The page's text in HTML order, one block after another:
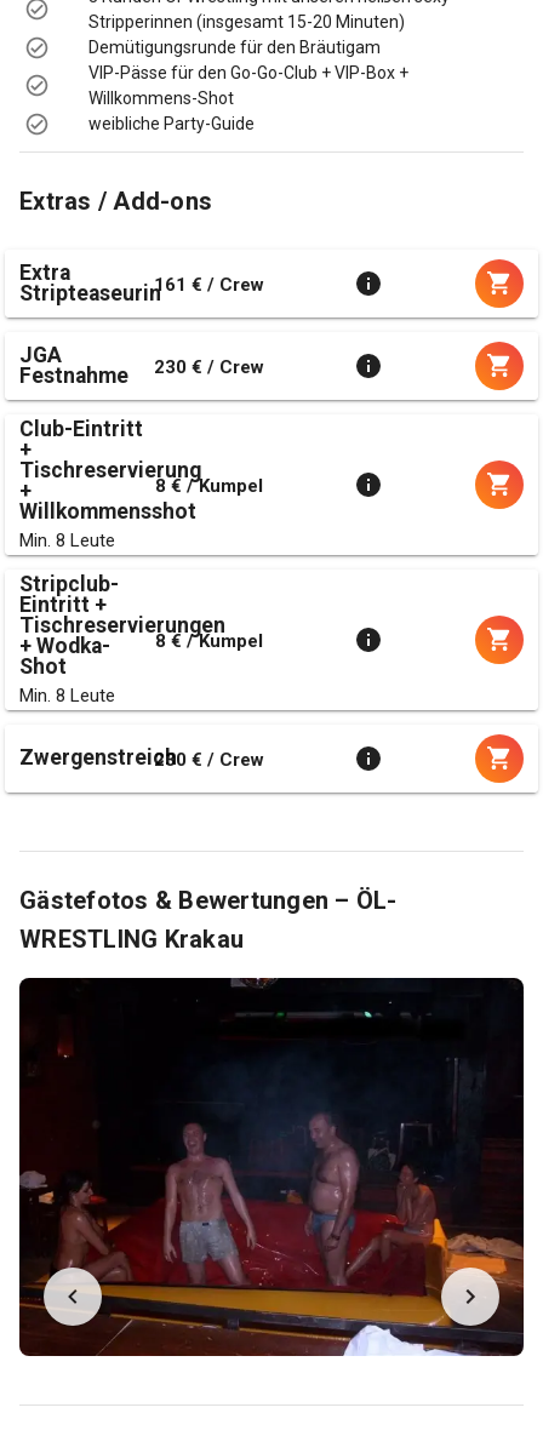
Stripperinnen (insgesamt 15-20 Minuten)
Demütigungsrunde für den Bräutigam
VIP-Pässe für den Go-Go-Club + VIP-Box +
Willkommens-Shot
weibliche Party-Guide
Extras / Add-ons
Extra
Stripteaseurin161 € / Crew
JGA
Festnahme
230 € / Crew
Club-Eintritt
+
Tischreservierung
+
Willkommensshot
Min. 8 Leute
8 € / Kumpel
Stripclub-
Eintritt +
Tischreservierungen
+ Wodka-
Shot
Min. 8 Leute
8 € / Kumpel
Zwergenstreich230 € / Crew
Gästefotos & Bewertungen – ÖL-
WRESTLING Krakau